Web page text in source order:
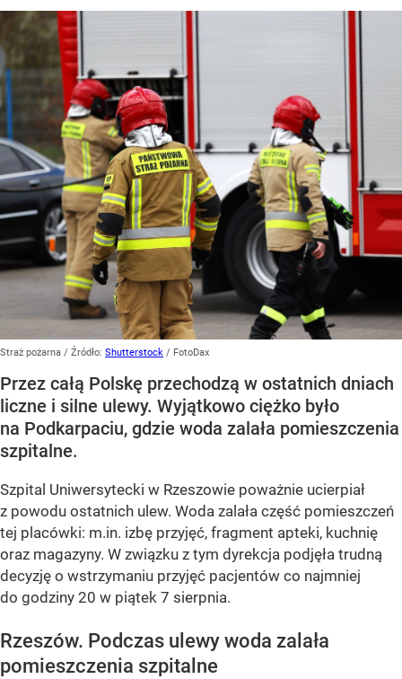
Straż pożarna / Źródło: Shutterstock / FotoDax
Przez całą Polskę przechodzą w ostatnich dniach
liczne i silne ulewy. Wyjątkowo ciężko było
na Podkarpaciu, gdzie woda zalała pomieszczenia
szpitalne.
Szpital Uniwersytecki w Rzeszowie poważnie ucierpiał
z powodu ostatnich ulew. Woda zalała część pomieszczeń
tej placówki: m.in. izbę przyjęć, fragment apteki, kuchnię
oraz magazyny. W związku z tym dyrekcja podjęła trudną
decyzję o wstrzymaniu przyjęć pacjentów co najmniej
do godziny 20 w piątek 7 sierpnia.
Rzeszów. Podczas ulewy woda zalała
pomieszczenia szpitalne